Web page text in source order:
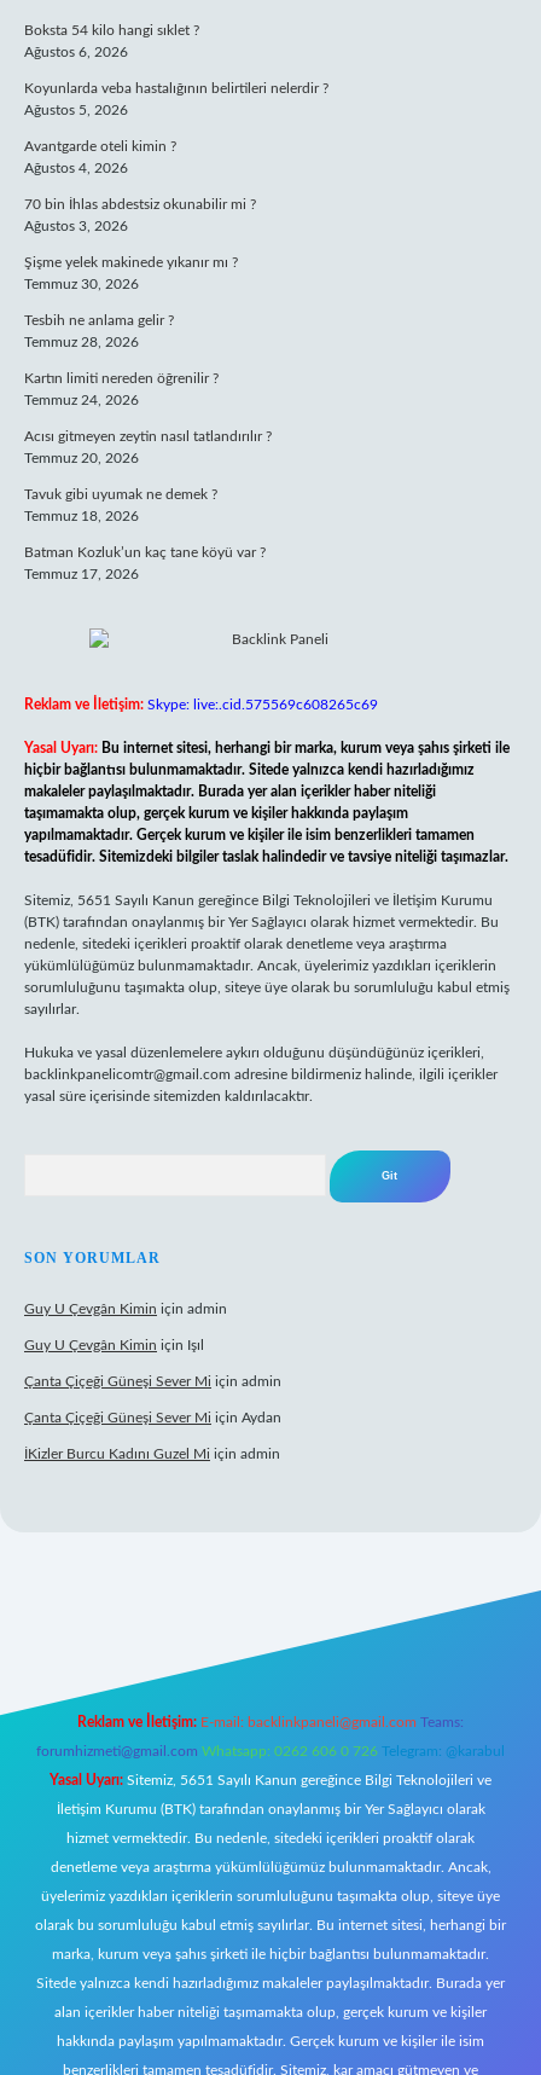
Boksta 54 kilo hangi sıklet ?
Ağustos 6, 2026
Koyunlarda veba hastalığının belirtileri nelerdir ?
Ağustos 5, 2026
Avantgarde oteli kimin ?
Ağustos 4, 2026
70 bin İhlas abdestsiz okunabilir mi ?
Ağustos 3, 2026
Şişme yelek makinede yıkanır mı ?
Temmuz 30, 2026
Tesbih ne anlama gelir ?
Temmuz 28, 2026
Kartın limiti nereden öğrenilir ?
Temmuz 24, 2026
Acısı gitmeyen zeytin nasıl tatlandırılır ?
Temmuz 20, 2026
Tavuk gibi uyumak ne demek ?
Temmuz 18, 2026
Batman Kozluk’un kaç tane köyü var ?
Temmuz 17, 2026
Reklam ve İletişim: Skype: live:.cid.575569c608265c69
Yasal Uyarı: Bu internet sitesi, herhangi bir marka, kurum veya şahıs şirketi ile
hiçbir bağlantısı bulunmamaktadır. Sitede yalnızca kendi hazırladığımız
makaleler paylaşılmaktadır. Burada yer alan içerikler haber niteliği
taşımamakta olup, gerçek kurum ve kişiler hakkında paylaşım
yapılmamaktadır. Gerçek kurum ve kişiler ile isim benzerlikleri tamamen
tesadüfidir. Sitemizdeki bilgiler taslak halindedir ve tavsiye niteliği taşımazlar.
Sitemiz, 5651 Sayılı Kanun gereğince Bilgi Teknolojileri ve İletişim Kurumu
(BTK) tarafından onaylanmış bir Yer Sağlayıcı olarak hizmet vermektedir. Bu
nedenle, sitedeki içerikleri proaktif olarak denetleme veya araştırma
yükümlülüğümüz bulunmamaktadır. Ancak, üyelerimiz yazdıkları içeriklerin
sorumluluğunu taşımakta olup, siteye üye olarak bu sorumluluğu kabul etmiş
sayılırlar.
Hukuka ve yasal düzenlemelere aykırı olduğunu düşündüğünüz içerikleri,
backlinkpanelicomtr@gmail.com adresine bildirmeniz halinde, ilgili içerikler
yasal süre içerisinde sitemizden kaldırılacaktır.
SON YORUMLAR
Guy U Çevgân Kimin için admin
Guy U Çevgân Kimin için Işıl
Çanta Çiçeği Güneşi Sever Mi için admin
Çanta Çiçeği Güneşi Sever Mi için Aydan
İKizler Burcu Kadını Guzel Mi için admin
Reklam ve İletişim: E-mail: backlinkpaneli@gmail.com Teams:
forumhizmeti@gmail.com Whatsapp: 0262 606 0 726 Telegram: @karabul
Yasal Uyarı: Sitemiz, 5651 Sayılı Kanun gereğince Bilgi Teknolojileri ve
İletişim Kurumu (BTK) tarafından onaylanmış bir Yer Sağlayıcı olarak
hizmet vermektedir. Bu nedenle, sitedeki içerikleri proaktif olarak
denetleme veya araştırma yükümlülüğümüz bulunmamaktadır. Ancak,
üyelerimiz yazdıkları içeriklerin sorumluluğunu taşımakta olup, siteye üye
olarak bu sorumluluğu kabul etmiş sayılırlar. Bu internet sitesi, herhangi bir
marka, kurum veya şahıs şirketi ile hiçbir bağlantısı bulunmamaktadır.
Sitede yalnızca kendi hazırladığımız makaleler paylaşılmaktadır. Burada yer
alan içerikler haber niteliği taşımamakta olup, gerçek kurum ve kişiler
hakkında paylaşım yapılmamaktadır. Gerçek kurum ve kişiler ile isim
benzerlikleri tamamen tesadüfidir. Sitemiz, kar amacı gütmeyen ve